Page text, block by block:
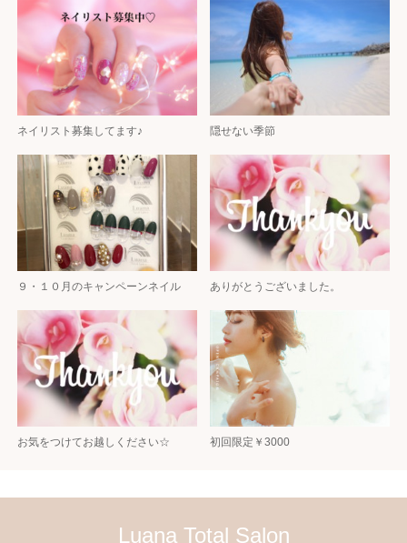
ネイリスト募集してます♪ 隠せない季節
９・１０月のキャンペーンネイル ありがとうございました。
お気をつけてお越しください☆ 初回限定￥3000
Luana Total Salon